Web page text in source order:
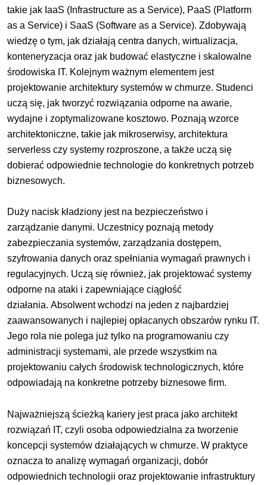
takie jak IaaS (Infrastructure as a Service), PaaS (Platform
as a Service) i SaaS (Software as a Service). Zdobywają
wiedzę o tym, jak działają centra danych, wirtualizacja,
konteneryzacja oraz jak budować elastyczne i skalowalne
środowiska IT. Kolejnym ważnym elementem jest
projektowanie architektury systemów w chmurze. Studenci
uczą się, jak tworzyć rozwiązania odporne na awarie,
wydajne i zoptymalizowane kosztowo. Poznają wzorce
architektoniczne, takie jak mikroserwisy, architektura
serverless czy systemy rozproszone, a także uczą się
dobierać odpowiednie technologie do konkretnych potrzeb
biznesowych.
Duży nacisk kładziony jest na bezpieczeństwo i
zarządzanie danymi. Uczestnicy poznają metody
zabezpieczania systemów, zarządzania dostępem,
szyfrowania danych oraz spełniania wymagań prawnych i
regulacyjnych. Uczą się również, jak projektować systemy
odporne na ataki i zapewniające ciągłość
działania.Absolwent wchodzi na jeden z najbardziej
zaawansowanych i najlepiej opłacanych obszarów rynku IT.
Jego rola nie polega już tylko na programowaniu czy
administracji systemami, ale przede wszystkim na
projektowaniu całych środowisk technologicznych, które
odpowiadają na konkretne potrzeby biznesowe firm.
Najważniejszą ścieżką kariery jest praca jako architekt
rozwiązań IT, czyli osoba odpowiedzialna za tworzenie
koncepcji systemów działających w chmurze. W praktyce
oznacza to analizę wymagań organizacji, dobór
odpowiednich technologii oraz projektowanie infrastruktury